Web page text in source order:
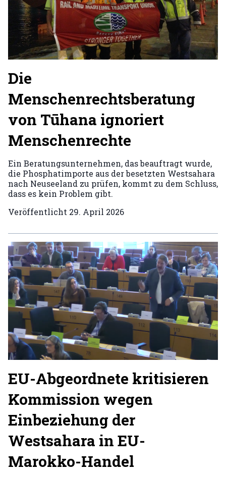
Die
Menschenrechtsberatung
von Tūhana ignoriert
Menschenrechte
Ein Beratungsunternehmen, das beauftragt wurde,
die Phosphatimporte aus der besetzten Westsahara
nach Neuseeland zu prüfen, kommt zu dem Schluss,
dass es kein Problem gibt.
Veröffentlicht 29. April 2026
EU-Abgeordnete kritisieren
Kommission wegen
Einbeziehung der
Westsahara in EU-
Marokko-Handel